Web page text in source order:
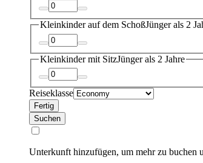
Kleinkinder auf dem SchoßJünger als 2
Kleinkinder mit SitzJünger als 2 Jahre
Reiseklasse
Fertig
Suchen
Unterkunft hinzufügen, um mehr zu buchen